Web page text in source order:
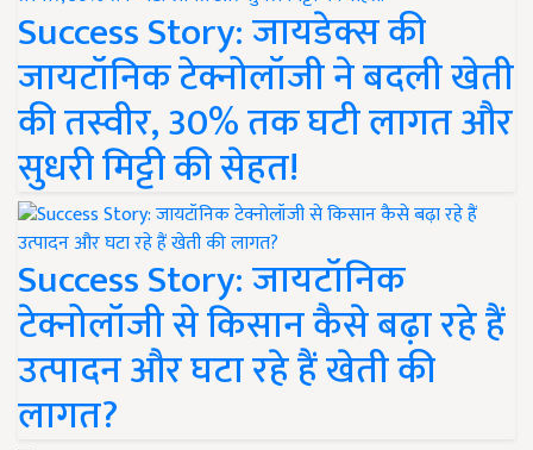
Success Story: जायडेक्स की
जायटॉनिक टेक्नोलॉजी ने बदली खेती
की तस्वीर, 30% तक घटी लागत और
सुधरी मिट्टी की सेहत!
Success Story: जायटॉनिक
टेक्नोलॉजी से किसान कैसे बढ़ा रहे हैं
उत्पादन और घटा रहे हैं खेती की
लागत?